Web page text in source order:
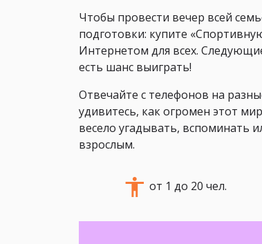
Чтобы провести вечер всей
подготовки: купите
Интернетом для всех.
есть шанс выиграть!
Отвечайте с телефонов на
удивитесь, как огромен этот
весело угадывать, вспоминать
взрослым.
от 1 до 20 чел.